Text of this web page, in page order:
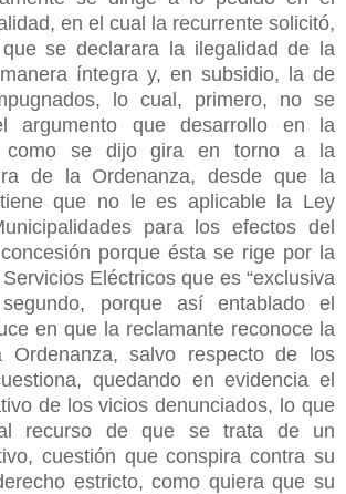
en el cual la recurrente solicitó,
que se declarara la ilegalidad de la
íntegra y, en subsidio, la de
lo cual, primero, no se
argumento que desarrollo en la
como se dijo gira en torno a la
de la Ordenanza, desde que la
que no le es aplicable la Ley
para los efectos del
porque ésta se rige por la
Eléctricos que es “exclusiva
porque así entablado el
en que la reclamante reconoce la
Ordenanza, salvo respecto de los
quedando en evidencia el
de los vicios denunciados, lo que
recurso de que se trata de un
cuestión que conspira contra su
estricto, como quiera que su